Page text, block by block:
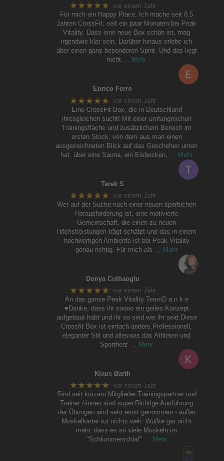
★★★★★ vor einem Jahr
Für mich ein Happy Place. Ich mache seit 8,5
Jahren CrossFit, seit ein paar Monaten bei Peak
Vitality. Dass eine neue Box schön ist, mag
irgendwie klar sein. Darüber hinaus erlebe ich
aber einen ganz besonderen Spirit. Und das liegt
nicht … Mehr
Enrico Ferro
★★★★★ vor einem Jahr
Eine CrossFit Box, die in Deutschland
ihresgleichen sucht! Mit einer umfangreichen
Trainingsfläche und zusätzlichem Bereich im
ersten Stock, von dem aus man einen
ausgezeichneten Blick auf das Geschehen unten
hat, über eine Sauna, ein Eisbecken,
… Mehr
Tarek S
★★★★★ vor einem Jahr
Wer auf der Suche nach einer neuen sportlichen
Herausforderung ist, eine motivierte
Gemeinschaft, die einen zu neuen
Höchstleistungen trägt schätzt und das in einem
hochwertigen Ambiente ist bei Peak Vitality
genau richtig. Für mich als
… Mehr
Donya Culhaoglu
★★★★★ vor einem Jahr
An das ganze Peak Vitality TeamD a n k e
♥️Danke, dass ihr soooo ein geiles Konzept
aufgebaut habt und ihr so seid wie ihr seid.Diese
Crossfit Box ist einfach anders.Professionell,
eleganter Stil und alleswas das Athleten und
Sportherz
… Mehr
Klaus Barth
★★★★★ vor einem Jahr
Sind seit kurzem Mitglieder.Trainingspartner und
Trainer /-innen sind super.Richtige Ausführung
der Übungen wird sehr ernst genommen - außer
Muskelkarter tut nichts weh. Wußte gar nicht
mehr, dass es so viele Muskeln im
"Schlummerschlaf" … Mehr